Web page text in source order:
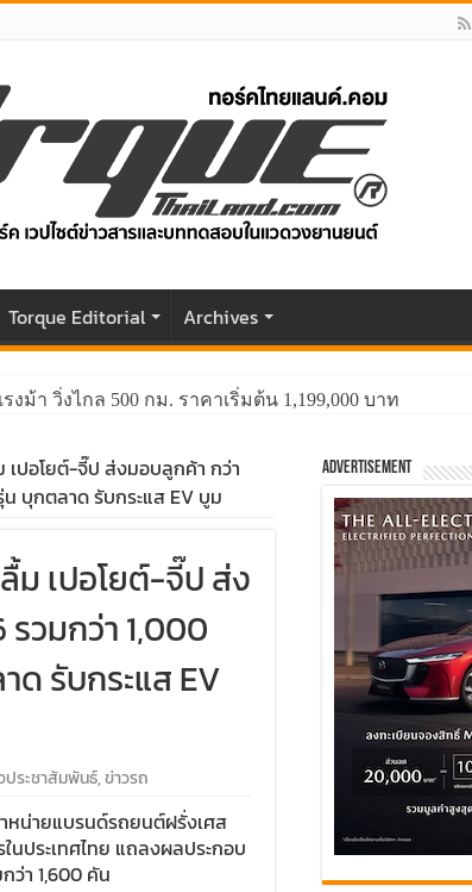
Torque Editorial Archives
งม้า วิ่งไกล 500 กม. ราคาเริ่มต้น 1,199,000 บาท
เปอโยต์-จี๊ป ส่งมอบลูกค้า กว่า
บุกตลาด รับกระแส EV บูม
ม เปอโยต์-จี๊ป ส่ง
รวมกว่า 1,000
รับกระแส EV
ประชาสัมพันธ์,ข่าวรถ
หน่ายแบรนด์รถยนต์ฝรั่งเศส
นประเทศไทย แถลงผลประกอบ
ว่า 1,600 คัน
Advertisement